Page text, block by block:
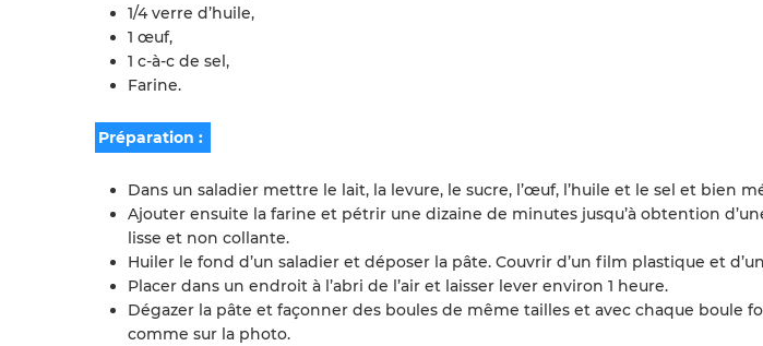
1/4 verre d’huile,
1 œuf,
1 c-à-c de sel,
Farine.
Préparation :
Dans un saladier mettre le lait, la levure, le sucre, l’œuf, l’huile et le sel et bien
Ajouter ensuite la farine et pétrir une dizaine de minutes jusqu’à obtention
lisse et non collante.
Huiler le fond d’un saladier et déposer la pâte. Couvrir d’un film plastique et
Placer dans un endroit à l’abri de l’air et laisser lever environ 1 heure.
Dégazer la pâte et façonner des boules de même tailles et avec chaque boule
comme sur la photo.